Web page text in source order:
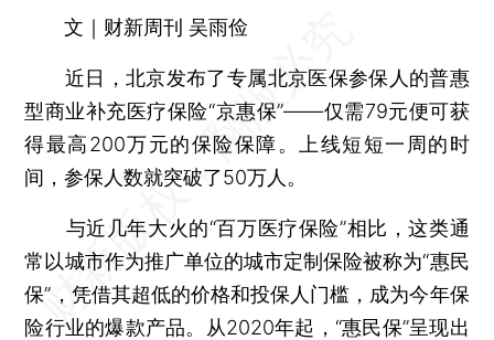
文｜财新周刊 吴雨俭
近日，北京发布了专属北京医保参保人的普惠
型商业补充医疗保险“京惠保”——仅需79元便可获
得最高200万元的保险保障。上线短短一周的时
间，参保人数就突破了50万人。
与近几年大火的“百万医疗保险”相比，这类通
常以城市作为推广单位的城市定制保险被称为“惠民
保”，凭借其超低的价格和投保人门槛，成为今年保
险行业的爆款产品。从2020年起，“惠民保”呈现出